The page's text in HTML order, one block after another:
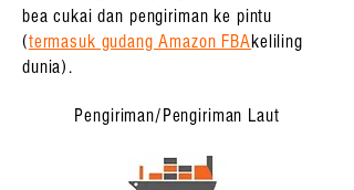
bea cukai dan pengiriman ke pintu
(termasuk gudang Amazon FBAkeliling
dunia).
Pengiriman/Pengiriman Laut